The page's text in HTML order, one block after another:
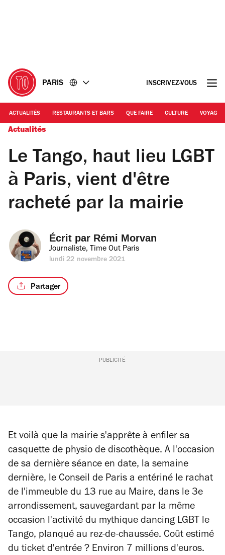
PARIS INSCRIVEZ-VOUS
ACTUALITÉS RESTAURANTS ET BARS QUE FAIRE CULTURE VOYAGE
Actualités
Le Tango, haut lieu LGBT
à Paris, vient d'être
racheté par la mairie
Écrit par Rémi Morvan
Journaliste, Time Out Paris
lundi 22 novembre 2021
Partager
PUBLICITÉ
Et voilà que la mairie s'apprête à enfiler sa
casquette de physio de discothèque. A l'occasion
de sa dernière séance en date, la semaine
dernière, le Conseil de Paris a entériné le rachat
de l'immeuble du 13 rue au Maire, dans le 3e
arrondissement, sauvegardant par la même
occasion l'activité du mythique dancing LGBT le
Tango, planqué au rez-de-chaussée. Coût estimé
du ticket d'entrée ? Environ 7 millions d'euros.